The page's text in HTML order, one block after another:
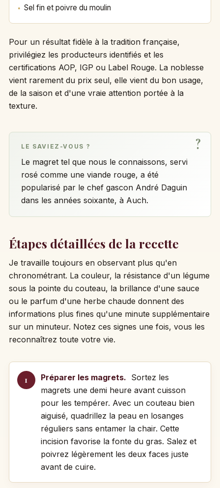
Sel fin et poivre du moulin
Pour un résultat fidèle à la tradition française,
privilégiez les producteurs identifiés et les
certifications AOP, IGP ou Label Rouge. La noblesse
vient rarement du prix seul, elle vient du bon usage,
de la saison et d'une vraie attention portée à la
texture.
LE SAVIEZ-VOUS ?
Le magret tel que nous le connaissons, servi
rosé comme une viande rouge, a été
popularisé par le chef gascon André Daguin
dans les années soixante, à Auch.
Étapes détaillées de la recette
Je travaille toujours en observant plus qu'en
chronométrant. La couleur, la résistance d'un légume
sous la pointe du couteau, la brillance d'une sauce
ou le parfum d'une herbe chaude donnent des
informations plus fines qu'une minute supplémentaire
sur un minuteur. Notez ces signes une fois, vous les
reconnaîtrez toute votre vie.
Préparer les magrets. Sortez les
magrets une demi heure avant cuisson
pour les tempérer. Avec un couteau bien
aiguisé, quadrillez la peau en losanges
réguliers sans entamer la chair. Cette
incision favorise la fonte du gras. Salez et
poivrez légèrement les deux faces juste
avant de cuire.